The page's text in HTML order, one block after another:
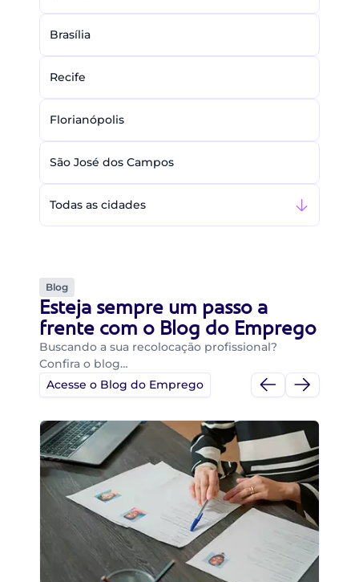
Brasília
Recife
Florianópolis
São José dos Campos
Todas as cidades
Blog
Esteja sempre um passo a
frente com o Blog do Emprego
Buscando a sua recolocação profissional?
Confira o blog…
Acesse o Blog do Emprego